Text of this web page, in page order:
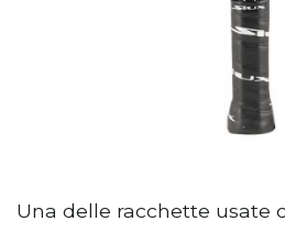
Una delle racchette usate